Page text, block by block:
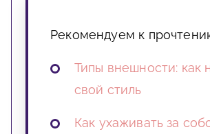
Рекомендуем к
Типы внешности: как
свой стиль
Как ухаживать за